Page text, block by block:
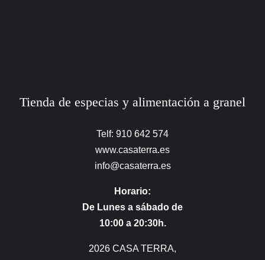
Tienda de especias y alimentación a granel
Telf: 910 642 574
www.casaterra.es
info@casaterra.es
Horario:
De Lunes a sábado de
10:00 a 20:30h.
2026 CASA TERRA,